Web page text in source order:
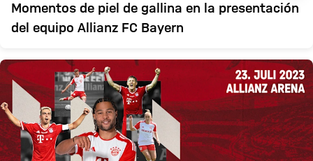
Momentos de piel de gallina en la presentación
del equipo Allianz FC Bayern